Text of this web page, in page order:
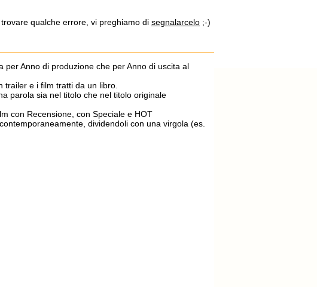
qualche errore, vi preghiamo di segnalarcelo ;-)
per Anno di produzione che per Anno di uscita al
trailer e i film tratti da un libro.
parola sia nel titolo che nel titolo originale
con Recensione, con Speciale e HOT
dividendoli con una virgola (es.